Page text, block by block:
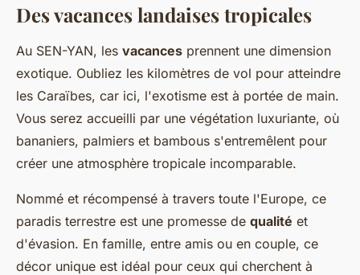
Des vacances landaises tropicales
Au SEN-YAN, les vacances prennent une dimension
exotique. Oubliez les kilomètres de vol pour atteindre
les Caraïbes, car ici, l'exotisme est à portée de main.
Vous serez accueilli par une végétation luxuriante, où
bananiers, palmiers et bambous s'entremêlent pour
créer une atmosphère tropicale incomparable.
Nommé et récompensé à travers toute l'Europe, ce
paradis terrestre est une promesse de qualité et
d'évasion. En famille, entre amis ou en couple, ce
décor unique est idéal pour ceux qui cherchent à